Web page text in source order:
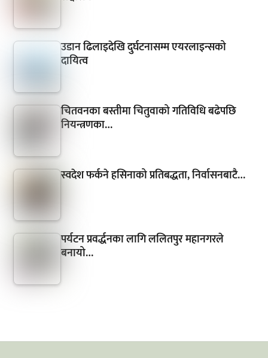
उडान ढिलाइदेखि दुर्घटनासम्म एयरलाइन्सको
दायित्व
चितवनका बस्तीमा चितुवाको गतिविधि बढेपछि
नियन्त्रणका…
स्वदेश फर्कने हसिनाको प्रतिबद्धता, निर्वासनबाटै…
पर्यटन प्रवर्द्धनका लागि ललितपुर महानगरले
बनायो…